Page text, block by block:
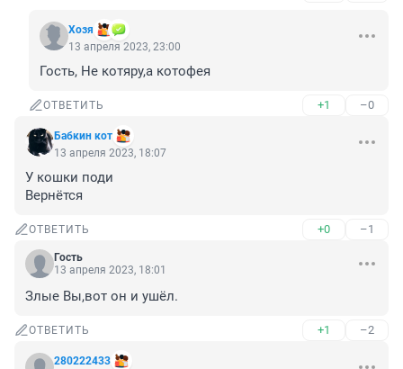
Хозя
13 апреля 2023, 23:00
Гость, Не котяру,а котофея
ОТВЕТИТЬ +1 –0
Бабкин кот
13 апреля 2023, 18:07
У кошки поди
Вернётся
ОТВЕТИТЬ +0 –1
Гость
13 апреля 2023, 18:01
Злые Вы,вот он и ушёл.
ОТВЕТИТЬ +1 –2
280222433